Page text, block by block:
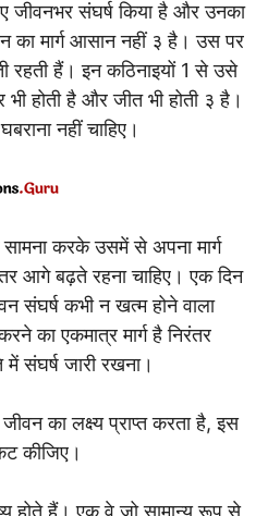
जीवनभर संघर्ष किया है और उनका
का मार्ग आसान नहीं ३ है। उस पर
रहती हैं। इन कठिनाइयों 1 से उसे
होती है और जीत भी होती ३ है।
नहीं चाहिए।
करके उसमें से अपना मार्ग
आगे बढ़ते रहना चाहिए। एक दिन
संघर्ष कभी न खत्म होने वाला
का एकमात्र मार्ग है निरंतर
संघर्ष जारी रखना।
का लक्ष्य प्राप्त करता है, इस
कीजिए।
होते हैं। एक वे जो सामान्य रूप से